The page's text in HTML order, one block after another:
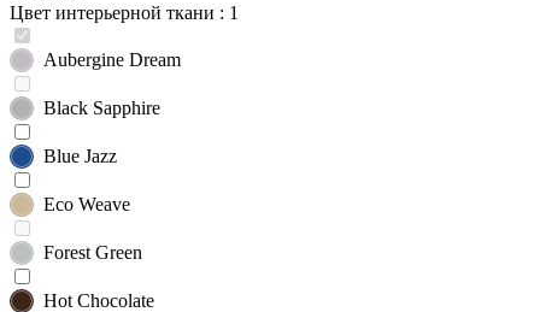
Цвет интерьерной ткани : 1
Aubergine Dream
Black Sapphire
Blue Jazz
Eco Weave
Forest Green
Hot Chocolate